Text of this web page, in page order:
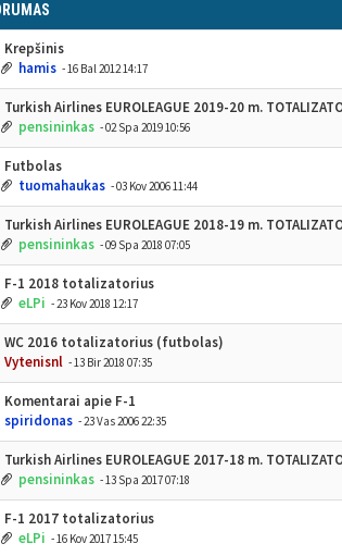
Krepšinis
hamis - 16 Bal 2012 14:17
Turkish Airlines EUROLEAGUE 2019-20 m.
pensininkas - 02 Spa 2019 10:56
Futbolas
tuomahaukas - 03 Kov 2006 11:44
Turkish Airlines EUROLEAGUE 2018-19 m.
pensininkas - 09 Spa 2018 07:05
F-1 2018 totalizatorius
eLPi - 23 Kov 2018 12:17
WC 2016 totalizatorius (futbolas)
Vytenisnl - 13 Bir 2018 07:35
Komentarai apie F-1
spiridonas - 23 Vas 2006 22:35
Turkish Airlines EUROLEAGUE 2017-18 m.
pensininkas - 13 Spa 2017 07:18
F-1 2017 totalizatorius
eLPi - 16 Kov 2017 15:45